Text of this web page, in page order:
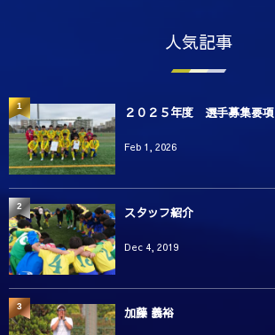
人気記事
２０２５年度 選手募集要項
Feb 1, 2026
1
スタッフ紹介
Dec 4, 2019
2
加藤 義裕
3